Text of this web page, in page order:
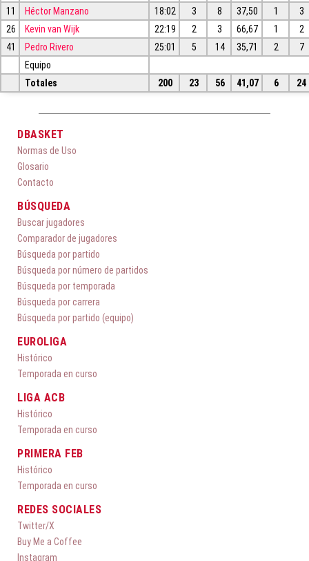
11
Héctor Manzano 18:02 3 8 37,50 1
3
26
Kevin van Wijk 22:19 2 3 66,67 1
2
41
Pedro Rivero 25:01 5 14 35,71 2
7
Equipo
Totales
200 23 56 41,07 6 24
DBASKET
Normas de Uso
Glosario
Contacto
BÚSQUEDA
Buscar jugadores
Comparador de jugadores
Búsqueda por partido
Búsqueda por número de partidos
Búsqueda por temporada
Búsqueda por carrera
Búsqueda por partido (equipo)
EUROLIGA
Histórico
Temporada en curso
LIGA ACB
Histórico
Temporada en curso
PRIMERA FEB
Histórico
Temporada en curso
REDES SOCIALES
Twitter/X
Buy Me a Coffee
Instagram